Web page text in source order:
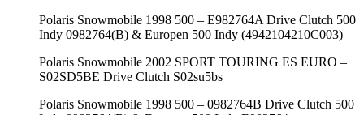
Polaris Snowmobile 1998 500 – E982764A Drive Clutch 500
Indy 0982764(B) & Europen 500 Indy (4942104210C003)
Polaris Snowmobile 2002 SPORT TOURING ES EURO –
S02SD5BE Drive Clutch S02su5bs
Polaris Snowmobile 1998 500 – 0982764B Drive Clutch 500